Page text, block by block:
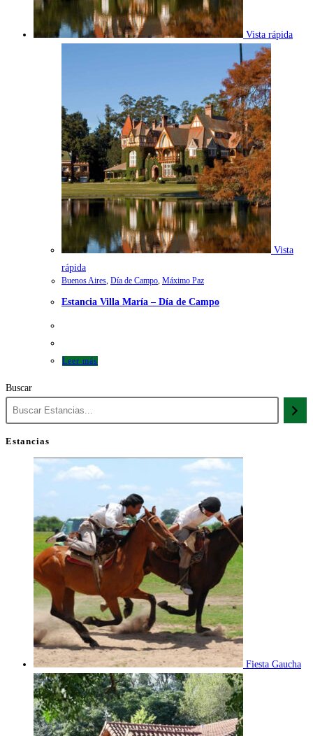
Vista rápida
Vista
rápida
Buenos Aires, Día de Campo, Máximo Paz
Estancia Villa María – Día de Campo
Leer más
Buscar
Estancias
Fiesta Gaucha